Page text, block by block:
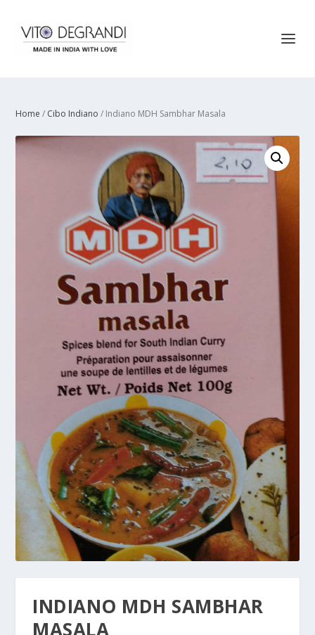
Home / Cibo Indiano / Indiano MDH Sambhar Masala
INDIANO MDH SAMBHAR
MASALA